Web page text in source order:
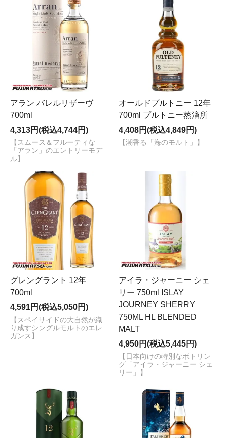
アラン バレルリザーヴ
700ml
4,313円(税込4,744円)
【スムース＆フルーティな
「アラン」のエントリーモデ
ル】
オールドプルトニー 12年
700ml プルトニー蒸溜所
4,408円(税込4,849円)
【潮香る「海のモルト」】
グレングラント 12年
700ml
4,591円(税込5,050円)
【スペイサイドの大自然が織
り成すシングルモルトのエレ
ガンス】
アイラ・ジャーニー シェ
リー 750ml ISLAY
JOURNEY SHERRY
750ML HL BLENDED
MALT
4,950円(税込5,445円)
【日本向けの特別なボトリン
グ「アイラ・ジャーニー シェ
リー」】